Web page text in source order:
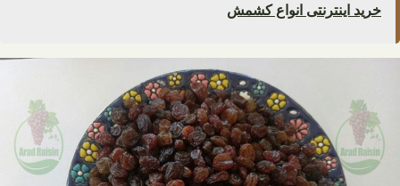
خرید اینترنتی انواع کشمش